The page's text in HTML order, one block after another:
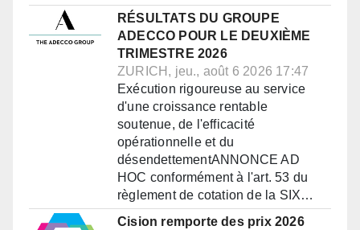
RÉSULTATS DU GROUPE
ADECCO POUR LE DEUXIÈME
TRIMESTRE 2026
ZURICH, jeu., août 6 2026 17:47
Exécution rigoureuse au service
d'une croissance rentable
soutenue, de l'efficacité
opérationnelle et du
désendettementANNONCE AD
HOC conformément à l'art. 53 du
règlement de cotation de la SIX…
Cision remporte des prix 2026